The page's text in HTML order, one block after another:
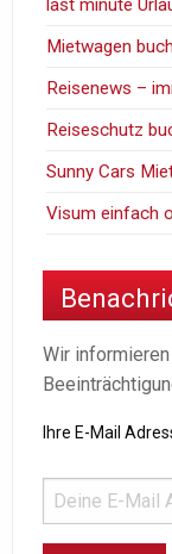
last minute
Mietwagen
Reisenews –
Reiseschutz
Sunny Cars
Visum einfach
Wir
Ihre E-Mail